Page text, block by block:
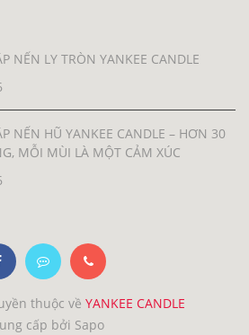
NẾN LY TRÒN YANKEE CANDLE
NẾN HŨ YANKEE CANDLE – HƠN 30
MỖI MÙI LÀ MỘT CẢM XÚC
thuộc về YANKEE CANDLE
cấp bởi Sapo